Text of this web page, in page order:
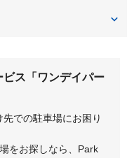
大
ビス「ワンデイパー
での駐車場にお困り
をお探しなら、Park